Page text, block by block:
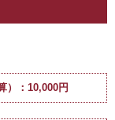
）：10,000円